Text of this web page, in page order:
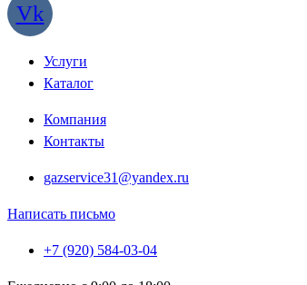
Vk
Услуги
Каталог
Компания
Контакты
gazservice31@yandex.ru
Написать письмо
+7 (920) 584-03-04